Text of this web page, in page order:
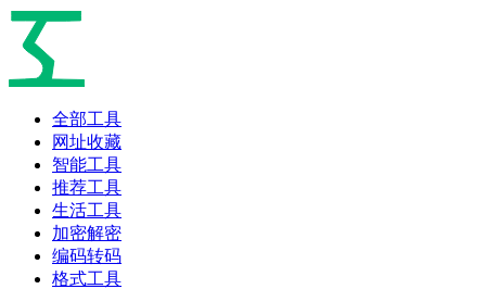
全部工具
网址收藏
智能工具
推荐工具
生活工具
加密解密
编码转码
格式工具